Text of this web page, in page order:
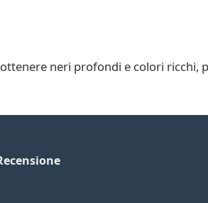
neri profondi e colori ricchi,